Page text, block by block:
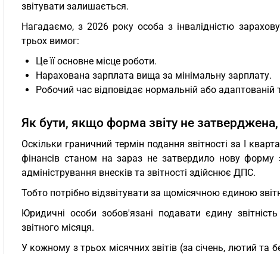
звітувати залишається.
Нагадаємо, з 2026 року особа з інвалідністю
трьох вимог:
Це її основне місце роботи.
Нарахована зарплата вища за мінімальну зарплату.
Робочий час відповідає нормальній або адаптованій
Як бути, якщо форма звіту не
Оскільки граничний термін подання звітності за І
фінансів станом на зараз не затвердило нову форму
адміністрування внесків та звітності здійснює ДПС.
Тобто потрібно відзвітувати за щомісячною єдиною
Юридичні особи зобов'язані подавати єдину
звітного місяця.
У кожному з трьох місячних звітів (за січень, лютий та